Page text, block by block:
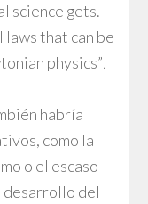
science gets.
that can be
physics”.
habría
como la
o el escaso
desarrollo del